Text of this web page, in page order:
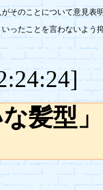
そのことについて意見表
ったことを言わないよう
いな髪